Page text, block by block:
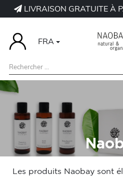
LIVRAISON GRATUITE À
FRA
Les produits Naobay sont